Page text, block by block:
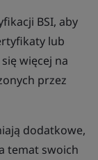
BSI, aby
lub
więcej na
przez
dodatkowe,
temat swoich